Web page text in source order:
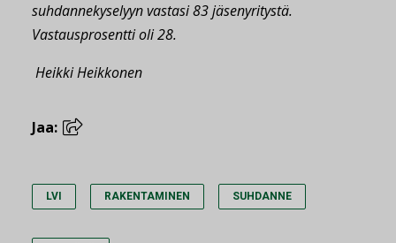
suhdannekyselyyn vastasi 83 jäsenyritystä.
Vastausprosentti oli 28.
Heikki Heikkonen
Jaa:
LVI RAKENTAMINEN SUHDANNE